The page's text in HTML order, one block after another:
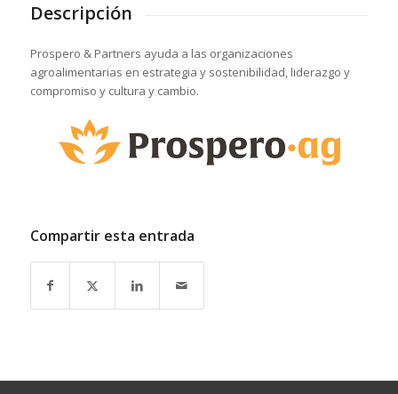
Descripción
Prospero & Partners ayuda a las organizaciones
agroalimentarias en estrategia y sostenibilidad, liderazgo y
compromiso y cultura y cambio.
Compartir esta entrada